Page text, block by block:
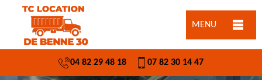
MENU
04 82 29 48 18 07 82 30 14 47